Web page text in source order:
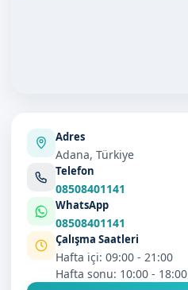
Adres
Adana, Türkiye
Telefon
08508401141
WhatsApp
08508401141
Çalışma Saatleri
Hafta içi: 09:00 - 21:00
Hafta sonu: 10:00 - 18:00